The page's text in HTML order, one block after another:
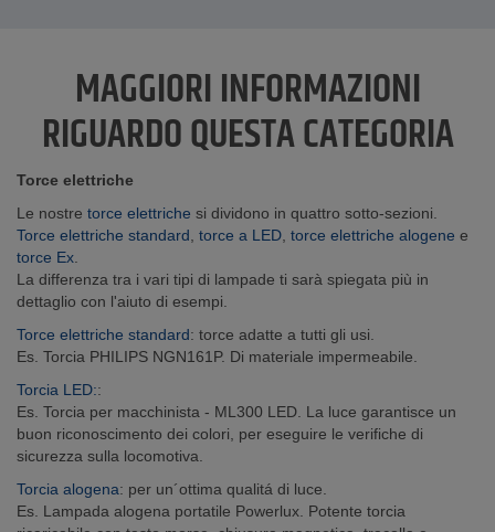
MAGGIORI INFORMAZIONI
RIGUARDO QUESTA CATEGORIA
Torce elettriche
Le nostre torce elettriche si dividono in quattro sotto-sezioni.
Torce elettriche standard, torce a LED, torce elettriche alogene e
torce Ex.
La differenza tra i vari tipi di lampade ti sarà spiegata più in
dettaglio con l'aiuto di esempi.
Torce elettriche standard: torce adatte a tutti gli usi.
Es. Torcia PHILIPS NGN161P. Di materiale impermeabile.
Torcia LED::
Es. Torcia per macchinista - ML300 LED. La luce garantisce un
buon riconoscimento dei colori, per eseguire le verifiche di
sicurezza sulla locomotiva.
Torcia alogena: per un´ottima qualitá di luce.
Es. Lampada alogena portatile Powerlux. Potente torcia